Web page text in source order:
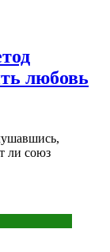
любовь
ли союз